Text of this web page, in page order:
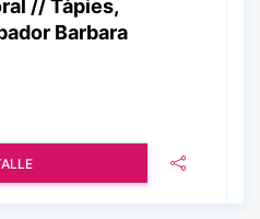
// Tàpies,
Barbara